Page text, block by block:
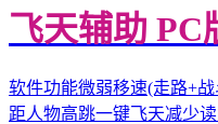
飞天辅助 PC
软件功能微弱移速(走路+
距人物高跳一键飞天减少